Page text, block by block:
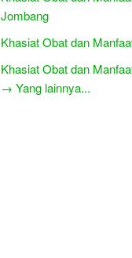
Jombang
Khasiat Obat dan
Khasiat Obat dan
→ Yang lainnya...